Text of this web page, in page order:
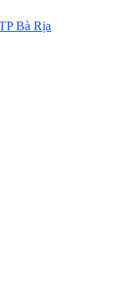
Bà Rịa